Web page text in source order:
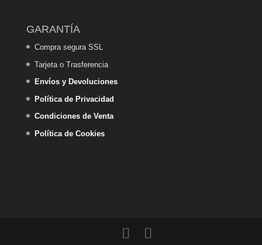
GARANTÍA
Compra segura SSL
Tarjeta o Trasferencia
Envíos y Devoluciones
Política de Privacidad
Condiciones de Venta
Política de Cookies